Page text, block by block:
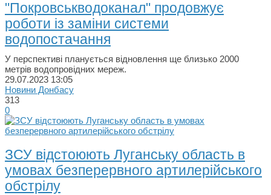
"Покровськводоканал" продовжує
роботи із заміни системи
водопостачання
У перспективі планується відновлення ще близько 2000
метрів водопровідних мереж.
29.07.2023 13:05
Новини Донбасу
313
0
ЗСУ відстоюють Луганську область в
умовах безперервного артилерійського
обстрілу